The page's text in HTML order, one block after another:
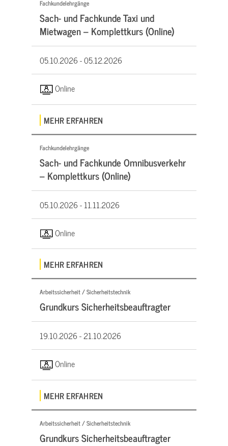
Fachkundelehrgänge
Sach- und Fachkunde Taxi und
Mietwagen – Komplettkurs (Online)
05.10.2026 -05.12.2026
Online
MEHR ERFAHREN
Fachkundelehrgänge
Sach- und Fachkunde Omnibusverkehr
– Komplettkurs (Online)
05.10.2026 -11.11.2026
Online
MEHR ERFAHREN
Arbeitssicherheit / Sicherheitstechnik
Grundkurs Sicherheitsbeauftragter
19.10.2026 -21.10.2026
Online
MEHR ERFAHREN
Arbeitssicherheit / Sicherheitstechnik
Grundkurs Sicherheitsbeauftragter